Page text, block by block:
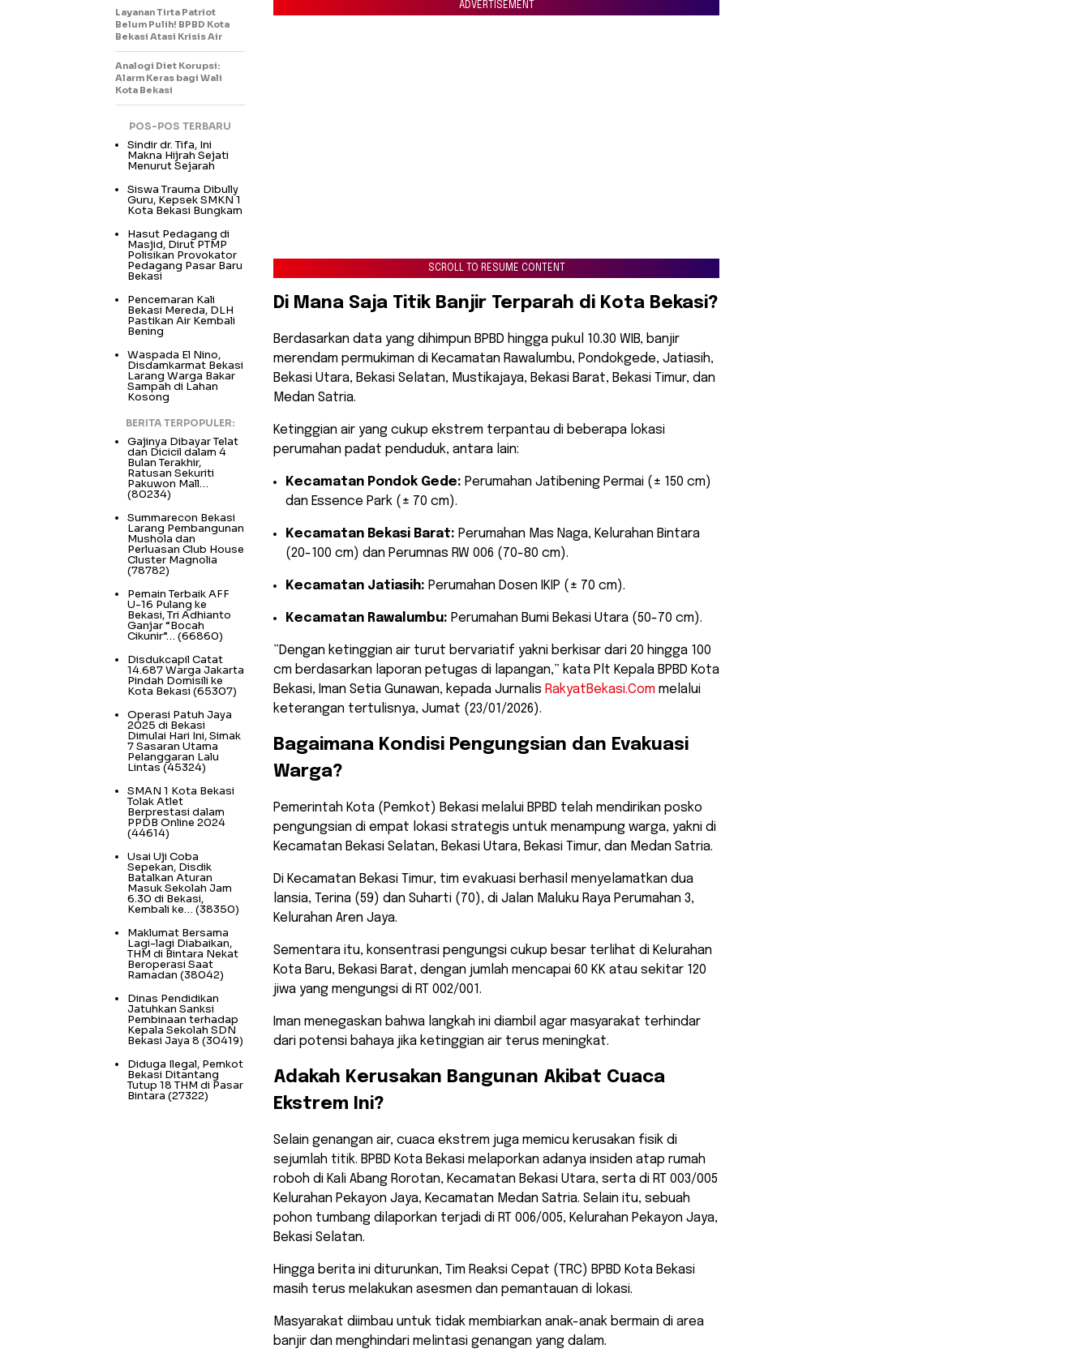
ADVERTISEMENT
SCROLL TO RESUME CONTENT
​Di Mana Saja Titik Banjir Terparah di Kota Bekasi?
​Berdasarkan data yang dihimpun BPBD hingga pukul 10.30 WIB, banjir
merendam permukiman di Kecamatan Rawalumbu, Pondokgede, Jatiasih,
Bekasi Utara, Bekasi Selatan, Mustikajaya, Bekasi Barat, Bekasi Timur, dan
Medan Satria.
​Ketinggian air yang cukup ekstrem terpantau di beberapa lokasi
perumahan padat penduduk, antara lain:
Kecamatan Pondok Gede: Perumahan Jatibening Permai (± 150 cm)
dan Essence Park (± 70 cm).
Kecamatan Bekasi Barat: Perumahan Mas Naga, Kelurahan Bintara
(20-100 cm) dan Perumnas RW 006 (70-80 cm).
Kecamatan Jatiasih: Perumahan Dosen IKIP (± 70 cm).
Kecamatan Rawalumbu: Perumahan Bumi Bekasi Utara (50-70 cm).
​”Dengan ketinggian air turut bervariatif yakni berkisar dari 20 hingga 100
cm berdasarkan laporan petugas di lapangan,” kata Plt Kepala BPBD Kota
Bekasi, Iman Setia Gunawan, kepada Jurnalis RakyatBekasi.Com melalui
keterangan tertulisnya, Jumat (23/01/2026).
​Bagaimana Kondisi Pengungsian dan Evakuasi
Warga?
​Pemerintah Kota (Pemkot) Bekasi melalui BPBD telah mendirikan posko
pengungsian di empat lokasi strategis untuk menampung warga, yakni di
Kecamatan Bekasi Selatan, Bekasi Utara, Bekasi Timur, dan Medan Satria.
​Di Kecamatan Bekasi Timur, tim evakuasi berhasil menyelamatkan dua
lansia, Terina (59) dan Suharti (70), di Jalan Maluku Raya Perumahan 3,
Kelurahan Aren Jaya.
Sementara itu, konsentrasi pengungsi cukup besar terlihat di Kelurahan
Kota Baru, Bekasi Barat, dengan jumlah mencapai 60 KK atau sekitar 120
jiwa yang mengungsi di RT 002/001.
​Iman menegaskan bahwa langkah ini diambil agar masyarakat terhindar
dari potensi bahaya jika ketinggian air terus meningkat.
​Adakah Kerusakan Bangunan Akibat Cuaca
Ekstrem Ini?
​Selain genangan air, cuaca ekstrem juga memicu kerusakan fisik di
sejumlah titik. BPBD Kota Bekasi melaporkan adanya insiden atap rumah
roboh di Kali Abang Rorotan, Kecamatan Bekasi Utara, serta di RT 003/005
Kelurahan Pekayon Jaya, Kecamatan Medan Satria. Selain itu, sebuah
pohon tumbang dilaporkan terjadi di RT 006/005, Kelurahan Pekayon Jaya,
Bekasi Selatan.
​Hingga berita ini diturunkan, Tim Reaksi Cepat (TRC) BPBD Kota Bekasi
masih terus melakukan asesmen dan pemantauan di lokasi.
Masyarakat diimbau untuk tidak membiarkan anak-anak bermain di area
banjir dan menghindari melintasi genangan yang dalam.
Layanan Tirta Patriot
Belum Pulih! BPBD Kota
Bekasi Atasi Krisis Air
Analogi Diet Korupsi:
Alarm Keras bagi Wali
Kota Bekasi
POS-POS TERBARU
Sindir dr. Tifa, Ini
Makna Hijrah Sejati
Menurut Sejarah
Siswa Trauma Dibully
Guru, Kepsek SMKN 1
Kota Bekasi Bungkam
Hasut Pedagang di
Masjid, Dirut PTMP
Polisikan Provokator
Pedagang Pasar Baru
Bekasi
Pencemaran Kali
Bekasi Mereda, DLH
Pastikan Air Kembali
Bening
Waspada El Nino,
Disdamkarmat Bekasi
Larang Warga Bakar
Sampah di Lahan
Kosong
BERITA TERPOPULER:
Gajinya Dibayar Telat
dan Dicicil dalam 4
Bulan Terakhir,
Ratusan Sekuriti
Pakuwon Mall…
(80234)
Summarecon Bekasi
Larang Pembangunan
Mushola dan
Perluasan Club House
Cluster Magnolia
(78782)
Pemain Terbaik AFF
U-16 Pulang ke
Bekasi, Tri Adhianto
Ganjar “Bocah
Cikunir”… (66860)
Disdukcapil Catat
14.687 Warga Jakarta
Pindah Domisili ke
Kota Bekasi (65307)
Operasi Patuh Jaya
2025 di Bekasi
Dimulai Hari Ini, Simak
7 Sasaran Utama
Pelanggaran Lalu
Lintas(45324)
SMAN 1 Kota Bekasi
Tolak Atlet
Berprestasi dalam
PPDB Online 2024
(44614)
Usai Uji Coba
Sepekan, Disdik
Batalkan Aturan
Masuk Sekolah Jam
6.30 di Bekasi,
Kembali ke… (38350)
Maklumat Bersama
Lagi-lagi Diabaikan,
THM di Bintara Nekat
Beroperasi Saat
Ramadan (38042)
Dinas Pendidikan
Jatuhkan Sanksi
Pembinaan terhadap
Kepala Sekolah SDN
Bekasi Jaya 8 (30419)
Diduga Ilegal, Pemkot
Bekasi Ditantang
Tutup 18 THM di Pasar
Bintara (27322)